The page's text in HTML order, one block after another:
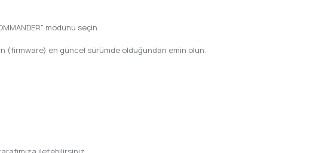
modunu seçin.
(firmware) en güncel sürümde olduğundan emin olun.